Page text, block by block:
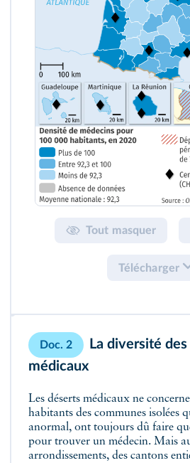
Tout masquer
Télécharger
Doc. 2
La diversité
médicaux
Les déserts médicaux ne
habitants des communes isolées
anormal, ont toujours dû faire
pour trouver un médecin. Mais
arrondissements, des cantons